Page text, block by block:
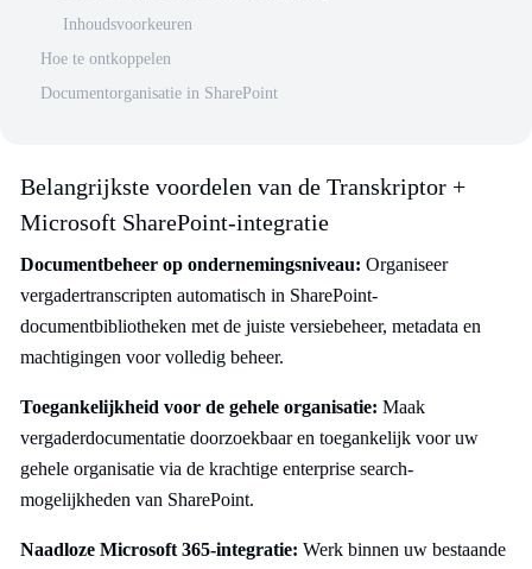
Inhoudsvoorkeuren
Hoe te ontkoppelen
Documentorganisatie in SharePoint
Belangrijkste voordelen van de Transkriptor +
Microsoft SharePoint-integratie
Documentbeheer op ondernemingsniveau: Organiseer
vergadertranscripten automatisch in SharePoint-
documentbibliotheken met de juiste versiebeheer, metadata en
machtigingen voor volledig beheer.
Toegankelijkheid voor de gehele organisatie: Maak
vergaderdocumentatie doorzoekbaar en toegankelijk voor uw
gehele organisatie via de krachtige enterprise search-
mogelijkheden van SharePoint.
Naadloze Microsoft 365-integratie: Werk binnen uw bestaande